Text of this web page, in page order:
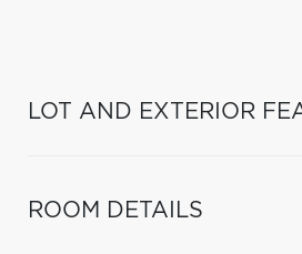
LOT AND EXTERIOR
ROOM DETAILS